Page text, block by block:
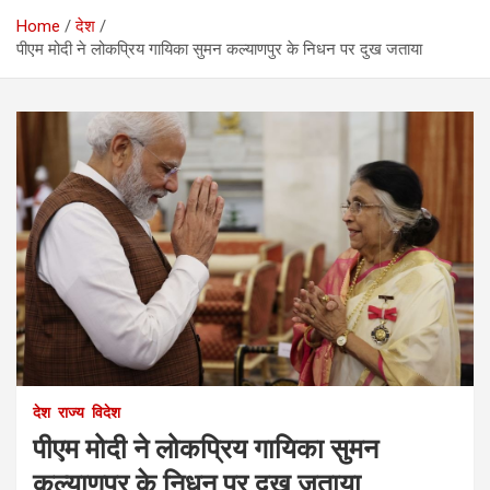
Home
देश
पीएम मोदी ने लोकप्रिय गायिका सुमन कल्याणपुर के निधन पर दुख जताया
देश राज्य विदेश
पीएम मोदी ने लोकप्रिय गायिका सुमन